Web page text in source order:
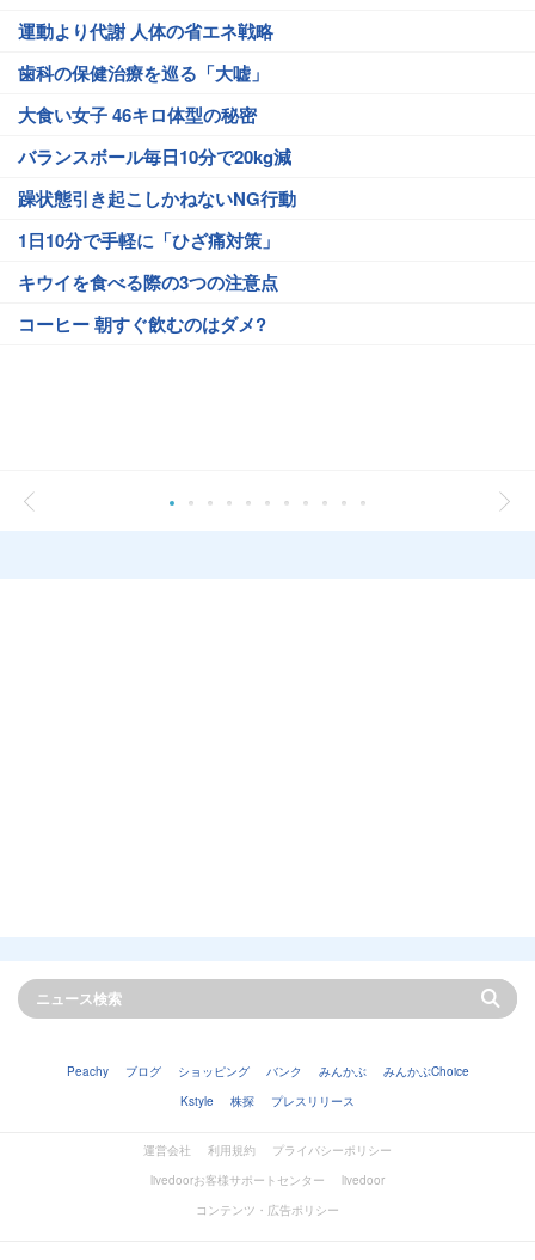
運動より代謝 人体の省エネ戦略
歯科の保健治療を巡る「大嘘」
大食い女子 46キロ体型の秘密
バランスボール毎日10分で20kg減
躁状態引き起こしかねないNG行動
1日10分で手軽に「ひざ痛対策」
キウイを食べる際の3つの注意点
コーヒー 朝すぐ飲むのはダメ?
Peachy ブログ ショッピング バンク みんかぶ
みんかぶChoice
Kstyle
株探 プレスリリース
運営会社 利用規約
プライバシーポリシー
livedoorお客様サポートセンター
livedoor
コンテンツ・広告ポリシー